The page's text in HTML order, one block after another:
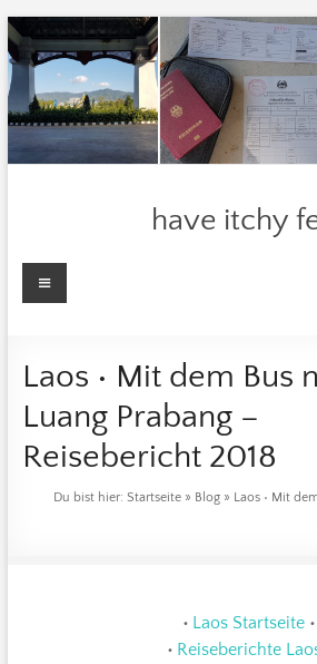
Zum
Inhalt
springen
have itchy
Menü
Laos • Mit dem Bus
Luang Prabang –
Reisebericht 2018
Du bist hier: Startseite » Blog » Laos • Mit
• Laos Startseite •
• Reiseberichte